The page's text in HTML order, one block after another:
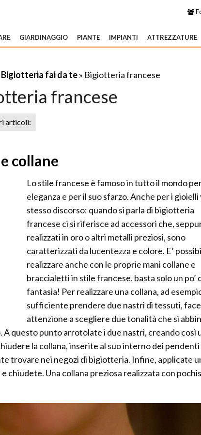
GIARDINAGGIO PIANTE IMPIANTI ATTREZZATURE
Bigiotteria fai da te» Bigiotteria francese
francese
articoli:
collane
Lo stile francese è famoso in tutto il mondo
eleganza e per il suo sfarzo. Anche per i gioielli
stesso discorso: quando si parla di bigiotteria
francese ci si riferisce ad accessori che,
realizzati in oro o altri metalli preziosi, sono
caratterizzati da lucentezza e colore. E’
realizzare anche con le proprie mani collane e
braccialetti in stile francese, basta solo un po’
fantasia! Per realizzare una collana, ad
sufficiente prendere due nastri di tessuti,
attenzione a scegliere due tonalità che si
A questo punto arrotolate i due nastri, creando così
la collana, inserite al suo interno dei pendenti
trovare nei negozi di bigiotteria. Infine, applicate
chiudete. Una collana preziosa realizzata con